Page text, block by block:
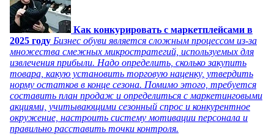
Как конкурировать с маркетплейсами в
2025 году Бизнес обуви является сложным процессом из-за
множества смежных микростратегий, используемых для
извлечения прибыли. Надо определить, сколько закупить
товара, какую установить торговую наценку, утвердить
норму остатков в конце сезона. Помимо этого, требуется
составить план продаж и определиться с маркетинговыми
акциями, учитывающими сезонный спрос и конкурентное
окружение, настроить систему мотивации персонала и
правильно расставить точки контроля.